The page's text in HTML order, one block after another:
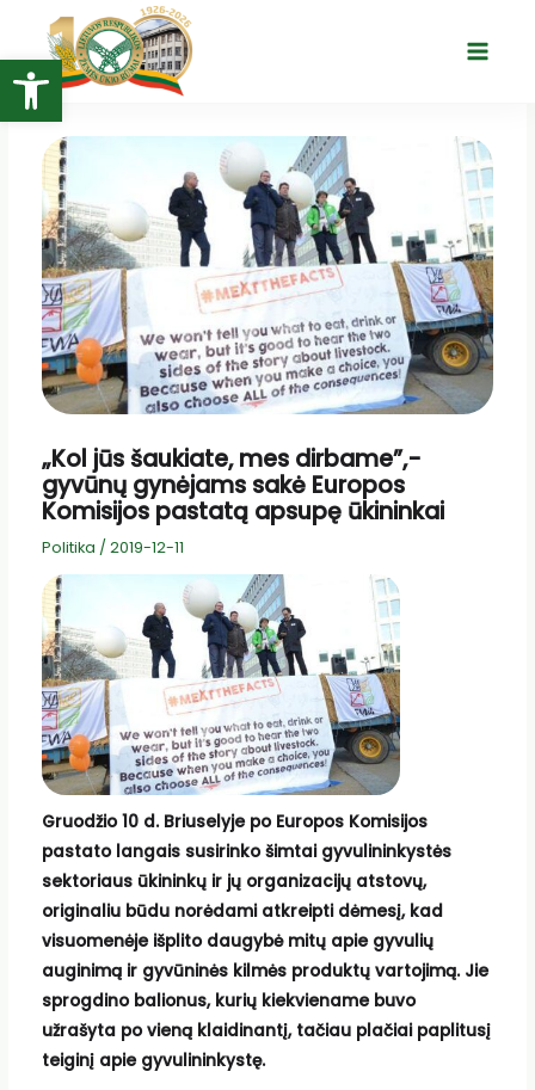
Open toolbar
turinio
Main
„Kol jūs šaukiate, mes dirbame”,-
gyvūnų gynėjams sakė Europos
Komisijos pastatą apsupę ūkininkai
Politika / 2019-12-11
Gruodžio 10 d. Briuselyje po Europos Komisijos
pastato langais susirinko šimtai gyvulininkystės
sektoriaus ūkininkų ir jų organizacijų atstovų,
originaliu būdu norėdami atkreipti dėmesį, kad
visuomenėje išplito daugybė mitų apie gyvulių
auginimą ir gyvūninės kilmės produktų vartojimą. Jie
sprogdino balionus, kurių kiekviename buvo
užrašyta po vieną klaidinantį, tačiau plačiai paplitusį
teiginį apie gyvulininkystę.